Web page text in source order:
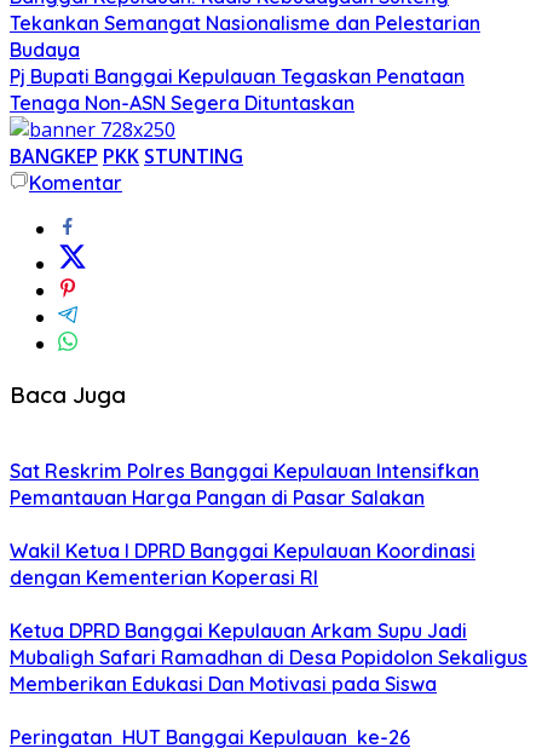
Tekankan Semangat Nasionalisme dan Pelestarian
Budaya
Pj Bupati Banggai Kepulauan Tegaskan Penataan
Tenaga Non-ASN Segera Dituntaskan
BANGKEP PKK STUNTING
Komentar
Baca Juga
Sat Reskrim Polres Banggai Kepulauan Intensifkan
Pemantauan Harga Pangan di Pasar Salakan
Wakil Ketua I DPRD Banggai Kepulauan Koordinasi
dengan Kementerian Koperasi RI
Ketua DPRD Banggai Kepulauan Arkam Supu Jadi
Mubaligh Safari Ramadhan di Desa Popidolon Sekaligus
Memberikan Edukasi Dan Motivasi pada Siswa
Peringatan HUT Banggai Kepulauan ke-26